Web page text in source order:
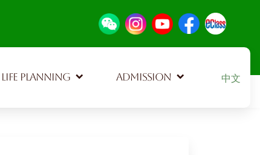
LIFE PLANNING ADMISSION Select
中文